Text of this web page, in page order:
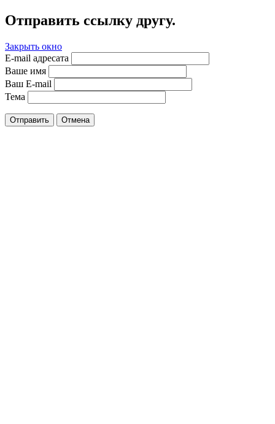
Отправить ссылку другу.
Закрыть окно
E-mail адресата
Ваше имя
Ваш E-mail
Тема
Отправить Отмена